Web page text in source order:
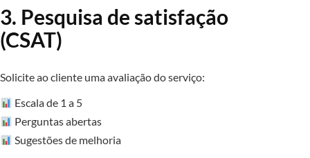
3. Pesquisa de satisfação
(CSAT)
Solicite ao cliente uma avaliação do serviço:
Escala de 1 a 5
Perguntas abertas
Sugestões de melhoria